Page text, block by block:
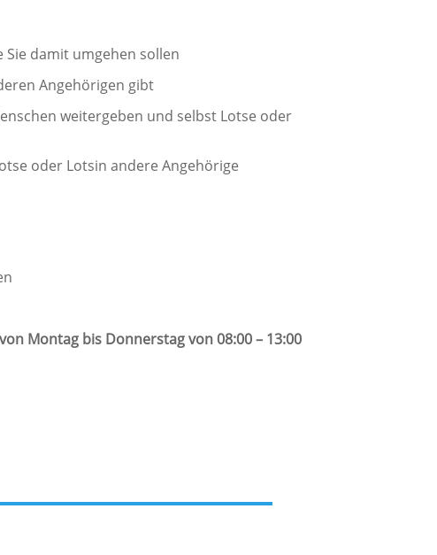
damit umgehen sollen
Angehörigen gibt
weitergeben und selbst Lotse oder
oder Lotsin andere Angehörige
Montag bis Donnerstag von 08:00 – 13:00